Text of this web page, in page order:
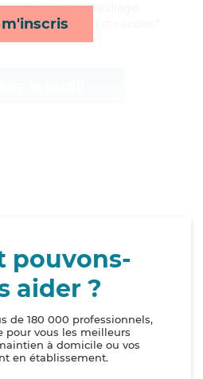
de toilette/habillage,
livraison et rappels*
pouvons-
aider ?
de 180 000 professionnels,
pour vous les meilleurs
à domicile ou vos
en établissement.